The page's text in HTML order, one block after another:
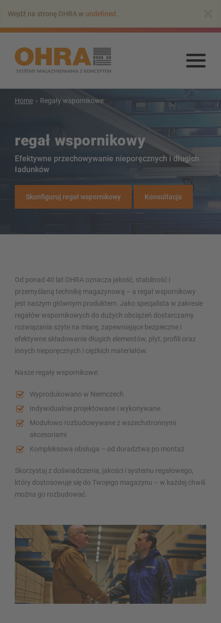
głównej
Wejdź na stronę OHRA w undefined
Home Regały wspornikowe
regał wspornikowy
Efektywne przechowywanie nieporęcznych i długich
ładunków
Skonfiguruj regał wspornikowy Konsultacja
Od ponad 40 lat OHRA oznacza jakość, stabilność i
przemyślaną technikę magazynową – a regał wspornikowy
jest naszym głównym produktem. Jako specjalista w zakresie
regałów wspornikowych do dużych obciążeń dostarczamy
rozwiązania szyte na miarę, zapewniające bezpieczne i
efektywne składowanie długich elementów, płyt, profili oraz
innych nieporęcznych i ciężkich materiałów.
Nasze regały wspornikowe:
Wyprodukowano w Niemczech
Indywidualnie projektowane i wykonywane
Modułowo rozbudowywane z wszechstronnymi
akcesoriami
Kompleksowa obsługa – od doradztwa po montaż
Skorzystaj z doświadczenia, jakości i systemu regałowego,
który dostosowuje się do Twojego magazynu – w każdej chwili
można go rozbudować.
Jednostronny regal wspornikowy
Dwustronny regał wspornikowy
Regał wspornikowy do dużych obciążeń
Regały wspornikowe jezdne
Regał wspornikowy do długich towarów
Inne wersje regałów wspornikowych
PRZEGLĄD SYSTEMÓW
MAGAZYNOWYCH